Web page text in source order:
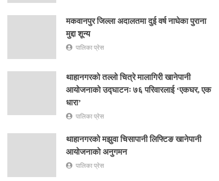
मकवानपुर जिल्ला अदालतमा दुई वर्ष नाघेका पुराना
मुद्दा शून्य
पालिका प्रेस
थाहानगरको तल्लो चित्रे मालागिरी खानेपानी
आयोजनाको उद्घाटनः ७६ परिवारलाई ‘एकघर, एक
धारा’
पालिका प्रेस
थाहानगरको मझुवा चिसापानी लिफ्टिङ खानेपानी
आयोजनाको अनुगमन
पालिका प्रेस